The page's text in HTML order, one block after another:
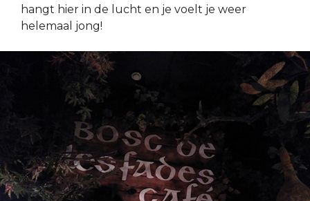
hangt hier in de lucht en je voelt je weer
helemaal jong!